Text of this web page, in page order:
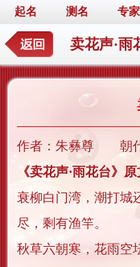
起名 测名 专家
卖花声·雨
作者：朱彝尊 朝
《卖花声·雨花台》原
衰柳白门湾，潮打城
尽，剩有渔竿。
秋草六朝寒，花雨空